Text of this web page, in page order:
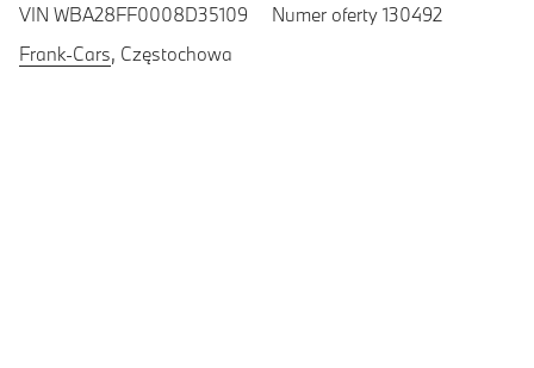
VIN WBA28FF0008D35109
Numer oferty 130492
Frank-Cars, Częstochowa